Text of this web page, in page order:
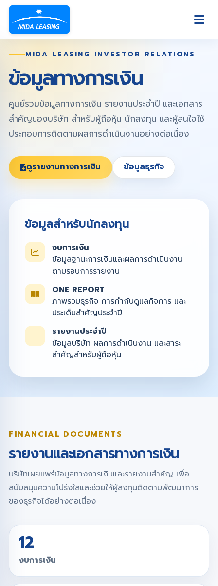
MIDA LEASING INVESTOR RELATIONS
ข้อมูลทางการเงิน
ศูนย์รวมข้อมูลทางการเงิน รายงานประจำปี และเอกสาร
สำคัญของบริษัท สำหรับผู้ถือหุ้น นักลงทุน และผู้สนใจใช้
ประกอบการติดตามผลการดำเนินงานอย่างต่อเนื่อง
ดูรายงานทางการเงิน ข้อมูลธุรกิจ
ข้อมูลสำหรับนักลงทุน
งบการเงิน
ข้อมูลฐานะการเงินและผลการดำเนินงาน
ตามรอบการรายงาน
ONE REPORT
ภาพรวมธุรกิจ การกำกับดูแลกิจการ และ
ประเด็นสำคัญประจำปี
รายงานประจำปี
ข้อมูลบริษัท ผลการดำเนินงาน และสาระ
สำคัญสำหรับผู้ถือหุ้น
FINANCIAL DOCUMENTS
รายงานและเอกสารทางการเงิน
บริษัทเผยแพร่ข้อมูลทางการเงินและรายงานสำคัญ เพื่อ
สนับสนุนความโปร่งใสและช่วยให้ผู้ลงทุนติดตามพัฒนาการ
ของธุรกิจได้อย่างต่อเนื่อง
12
งบการเงิน